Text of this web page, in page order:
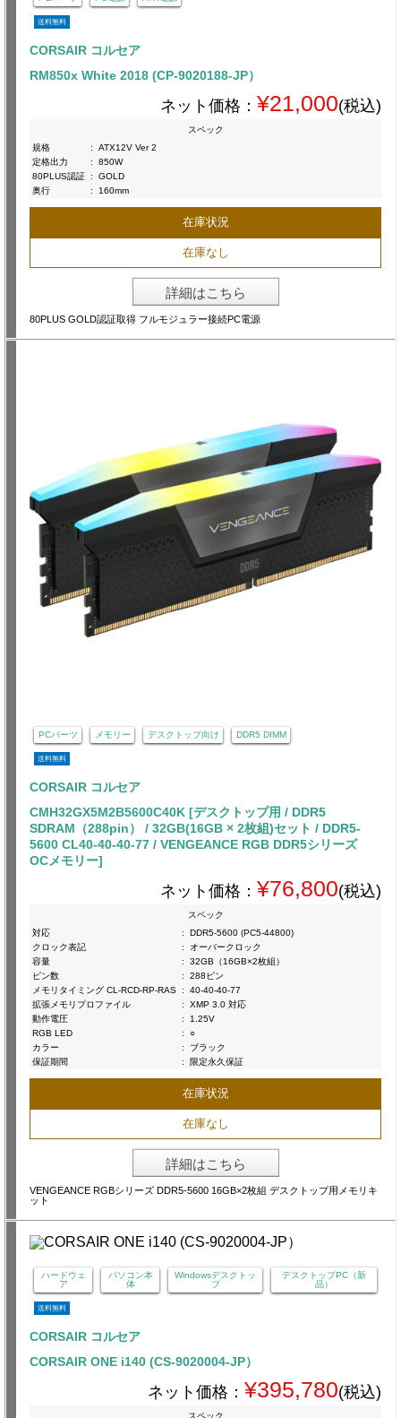
送料無料
CORSAIR コルセア
RM850x White 2018 (CP-9020188-JP）
ネット価格： ¥21,000(税込)
スペック
規格
:
ATX12V Ver 2
定格出力
:
850W
80PLUS認証 :
GOLD
奥行
: 160mm
在庫状況
在庫なし
詳細はこちら
80PLUS GOLD認証取得 フルモジュラー接続PC電源
PCパーツ メモリー デスクトップ向け DDR5 DIMM
送料無料
CORSAIR コルセア
CMH32GX5M2B5600C40K [デスクトップ用 / DDR5
SDRAM（288pin） / 32GB(16GB × 2枚組)セット / DDR5-
5600 CL40-40-40-77 / VENGEANCE RGB DDR5シリーズ
OCメモリー]
ネット価格： ¥76,800(税込)
スペック
対応
:
DDR5-5600 (PC5-44800)
クロック表記
:
オーバークロック
容量
:
32GB（16GB×2枚組）
ピン数
:
288ピン
メモリタイミング CL-RCD-RP-RAS :
40-40-40-77
拡張メモリプロファイル
:
XMP 3.0 対応
動作電圧
:
1.25V
RGB LED
:
○
カラー
:
ブラック
保証期間
: 限定永久保証
在庫状況
在庫なし
詳細はこちら
VENGEANCE RGBシリーズ DDR5-5600 16GB×2枚組 デスクトップ用メモリキ
ット
ハードウェ
ア
パソコン本
体
Windowsデスクトッ
プ
デスクトップPC（新
品）
送料無料
CORSAIR コルセア
CORSAIR ONE i140 (CS-9020004-JP）
ネット価格： ¥395,780(税込)
スペック